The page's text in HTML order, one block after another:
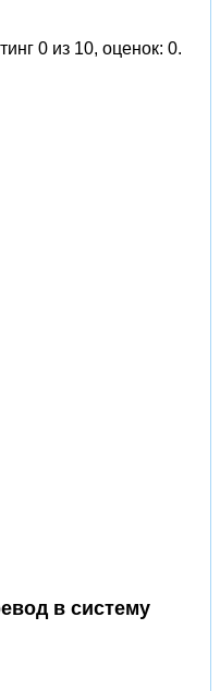
0 из 10, оценок: 0.
в систему